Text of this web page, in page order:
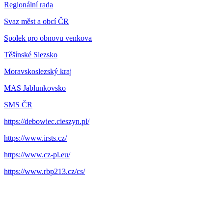
Regionální rada
Svaz měst a obcí ČR
Spolek pro obnovu venkova
Těšínské Slezsko
Moravskoslezský kraj
MAS Jablunkovsko
SMS ČR
https://debowiec.cieszyn.pl/
https://www.irsts.cz/
https://www.cz-pl.eu/
https://www.rbp213.cz/cs/